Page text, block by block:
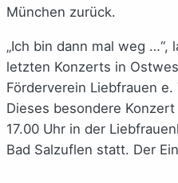
München zurück.
„Ich bin dann mal weg …“,
letzten Konzerts in
Förderverein Liebfrauen
Dieses besondere
17.00 Uhr in der
Bad Salzuflen statt. Der